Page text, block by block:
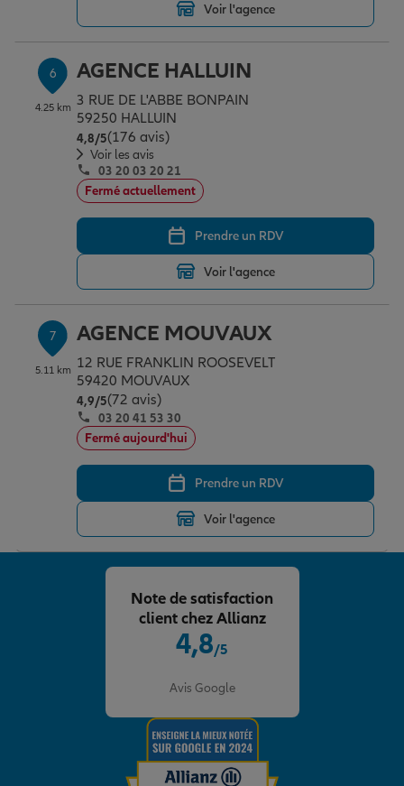
Voir l'agence
6
4.25 km
AGENCE HALLUIN
3 RUE DE L'ABBE BONPAIN
59250 HALLUIN
4,8/5Note de 4.8 sur 5
(176 avis)
Voir les avis
03 20 03 20 21
Fermé actuellement
Prendre un RDV
Voir l'agence
7
5.11 km
AGENCE MOUVAUX
12 RUE FRANKLIN ROOSEVELT
59420 MOUVAUX
4,9/5Note de 4.9 sur 5
(72 avis)
03 20 41 53 30
Fermé aujourd'hui
Prendre un RDV
Voir l'agence
4,8/5
Avis Google
Note de satisfaction
client chez Allianz